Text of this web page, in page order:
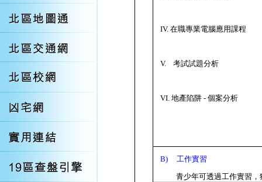
IV. 在職專業電腦應用課程
V. 考試試題分析
VI. 地產陷阱 -個案分析
B)
工作實習
青少年可透過工作實習